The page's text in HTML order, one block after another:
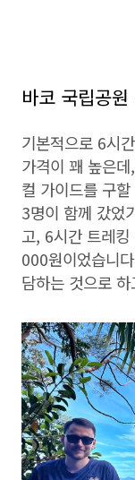
바코 국립공
기본적으로 6시
가격이 꽤 높은
컬 가이드를 구
3명이 함께 갔었
고, 6시간 트레
000원이었습니
담하는 것으로